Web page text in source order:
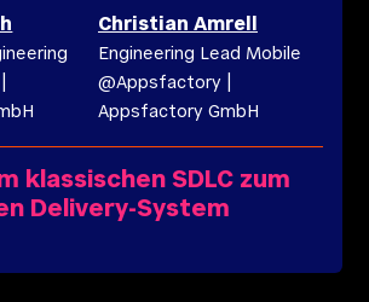
Christian Amrell
Engineering Lead Mobile
@Appsfactory
Appsfactory GmbH
klassischen SDLC zum
Delivery-System